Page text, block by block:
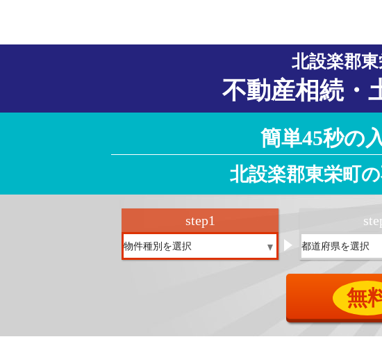
北設楽郡
不動産相続・
簡単45秒の
北設楽郡東栄町
step1
無